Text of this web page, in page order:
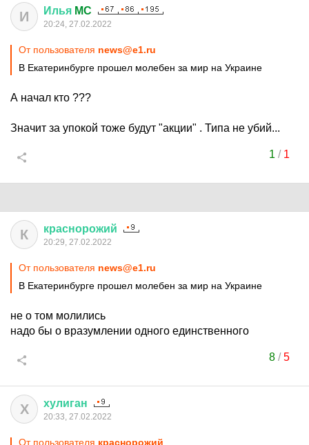
И Илья MC
20:24, 27.02.2022
От пользователя news@e1.ru
В Екатеринбурге прошел молебен за мир на Украине
А начал кто ???
Значит за упокой тоже будут "акции" . Типа не убий...
1 / 1
К краснорожий
20:29, 27.02.2022
От пользователя news@e1.ru
В Екатеринбурге прошел молебен за мир на Украине
не о том молились
надо бы о вразумлении одного единственного
8/5
Х хулиган
20:33, 27.02.2022
От пользователя краснорожий